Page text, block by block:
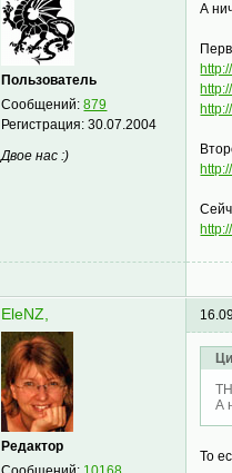
Пользователь
Сообщений:879
Регистрация:30.07.2004
Двое нас :)
А
EleNZ,
Редактор
А
То